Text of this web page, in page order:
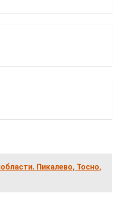
Пикалево, Тосно,